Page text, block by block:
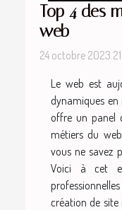
Top 4 des
web
24 octobre 2023
Le web est
dynamiques
offre un panel
métiers du
vous ne savez
Voici à cet
création de site